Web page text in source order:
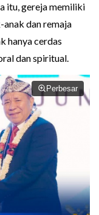
itu, gereja memiliki
dan remaja
hanya cerdas
dan spiritual.
Perbesar